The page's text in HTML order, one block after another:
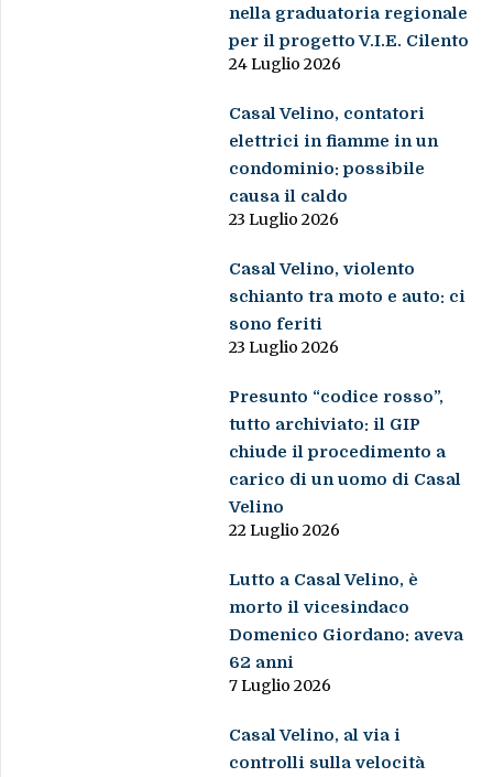
nella graduatoria regionale
per il progetto V.I.E. Cilento
24 Luglio 2026
Casal Velino, contatori
elettrici in fiamme in un
condominio: possibile
causa il caldo
23 Luglio 2026
Casal Velino, violento
schianto tra moto e auto: ci
sono feriti
23 Luglio 2026
Presunto “codice rosso”,
tutto archiviato: il GIP
chiude il procedimento a
carico di un uomo di Casal
Velino
22 Luglio 2026
Lutto a Casal Velino, è
morto il vicesindaco
Domenico Giordano: aveva
62 anni
7 Luglio 2026
Casal Velino, al via i
controlli sulla velocità